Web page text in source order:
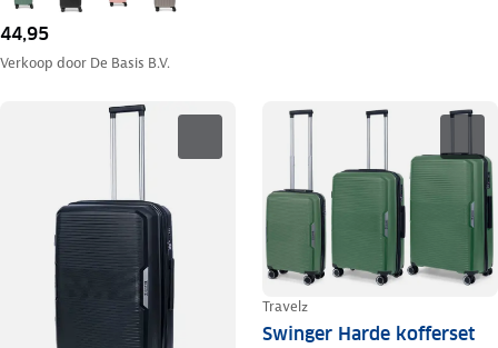
44,95
Verkoop door De Basis B.V.
Travelz
Swinger Harde kofferset